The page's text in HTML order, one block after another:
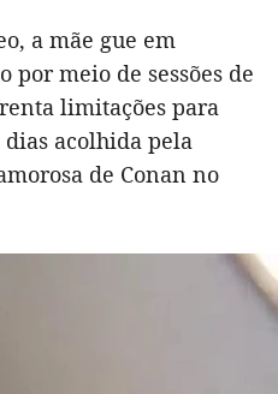
a mãe gue em
por meio de sessões de
limitações para
dias acolhida pela
de Conan no